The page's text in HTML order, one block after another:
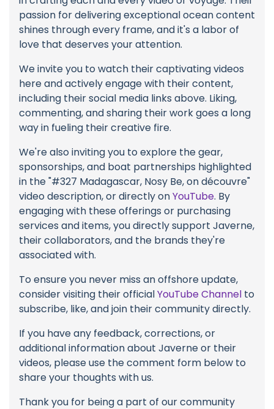
passion for delivering exceptional ocean content
shines through every frame, and it's a labor of
love that deserves your attention.
We invite you to watch their captivating videos
here and actively engage with their content,
including their social media links above. Liking,
commenting, and sharing their work goes a long
way in fueling their creative fire.
We're also inviting you to explore the gear,
sponsorships, and boat partnerships highlighted
in the "#327 Madagascar, Nosy Be, on découvre"
video description, or directly onYouTube. By
engaging with these offerings or purchasing
services and items, you directly support Javerne,
their collaborators, and the brands they're
associated with.
To ensure you never miss an offshore update,
consider visiting their officialYouTube Channel to
subscribe, like, and join their community directly.
If you have any feedback, corrections, or
additional information about Javerne or their
videos, please use the comment form below to
share your thoughts with us.
Thank you for being a part of our community